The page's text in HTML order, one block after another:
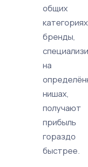
общих
бренды,
на
нишах,
получают
прибыль
гораздо
быстрее.